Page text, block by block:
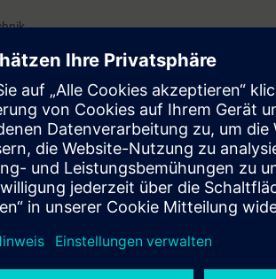
Waagen ist von Vorteil
von eichfähigen Waagen
Planung